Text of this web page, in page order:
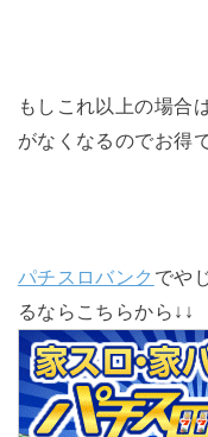
もしこれ以上の場合
がなくなるのでお得
パチスロバンク でや
るならこちらから↓↓